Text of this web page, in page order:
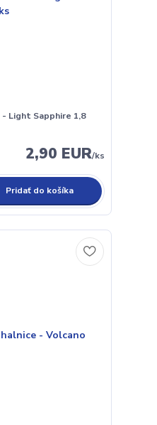
- Light Sapphire 1,8
2,90 EUR/ks
Pridať do košíka